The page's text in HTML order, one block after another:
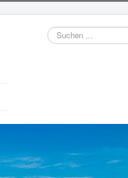
Suchen
...